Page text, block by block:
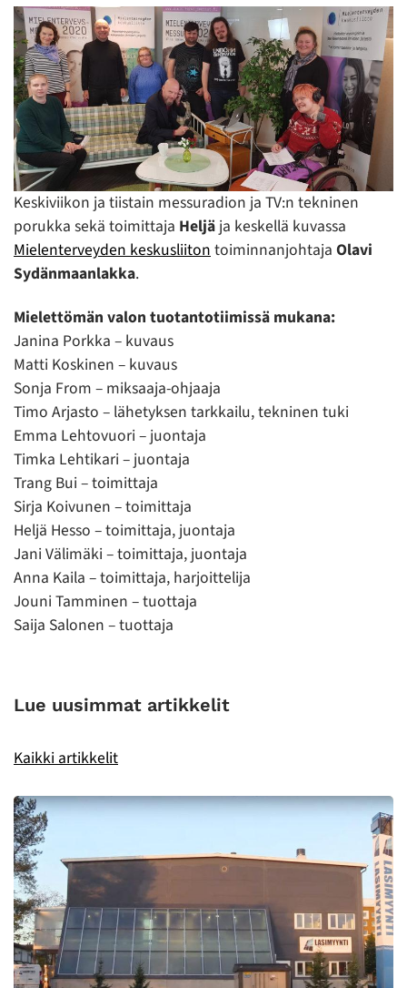
Keskiviikon ja tiistain messuradion ja TV:n tekninen
porukka sekä toimittaja Heljä ja keskellä kuvassa
Mielenterveyden keskusliitontoiminnanjohtaja Olavi
Sydänmaanlakka.
Mielettömän valon tuotantotiimissä mukana:
Janina Porkka – kuvaus
Matti Koskinen – kuvaus
Sonja From – miksaaja-ohjaaja
Timo Arjasto – lähetyksen tarkkailu, tekninen tuki
Emma Lehtovuori – juontaja
Timka Lehtikari – juontaja
Trang Bui – toimittaja
Sirja Koivunen – toimittaja
Heljä Hesso – toimittaja, juontaja
Jani Välimäki – toimittaja, juontaja
Anna Kaila – toimittaja, harjoittelija
Jouni Tamminen – tuottaja
Saija Salonen – tuottaja
Lue uusimmat artikkelit
Kaikki artikkelit